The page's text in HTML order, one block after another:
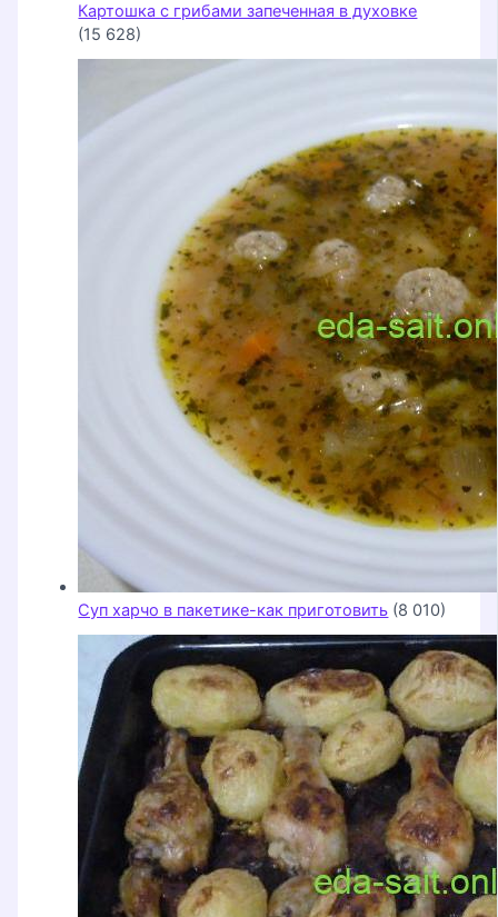
Картошка с грибами запеченная в духовке
(15 628)
Суп харчо в пакетике-как приготовить (8 010)